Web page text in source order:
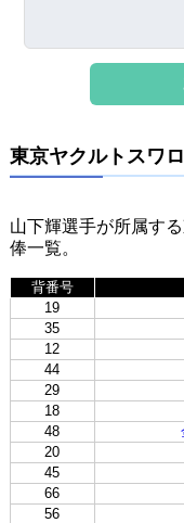
東京ヤクルトスワ
山下輝選手が所属す
俸一覧。
背番号
19
35
12
44
29
18
48
20
45
66
56